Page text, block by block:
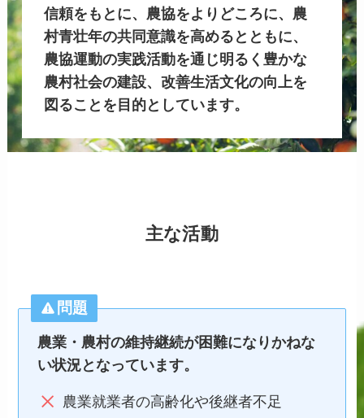
信頼をもとに、農協をよりどころに、農
村青壮年の共同意識を高めるとともに、
農協運動の実践活動を通じ明るく豊かな
農村社会の建設、改善生活文化の向上を
図ることを目的としています。
主な活動
問題
農業・農村の維持継続が困難になりかねな
い状況となっています。
農業就業者の高齢化や後継者不足